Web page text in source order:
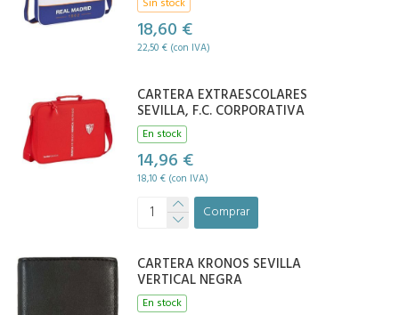
Sin stock
18,60 €
22,50 € (con IVA)
CARTERA EXTRAESCOLARES
SEVILLA, F.C. CORPORATIVA
En stock
14,96 €
18,10 € (con IVA)
Comprar
CARTERA KRONOS SEVILLA
VERTICAL NEGRA
En stock